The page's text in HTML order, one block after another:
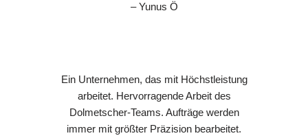
– Yunus Ö
Ein Unternehmen, das mit Höchstleistung
arbeitet. Hervorragende Arbeit des
Dolmetscher-Teams. Aufträge werden
immer mit größter Präzision bearbeitet.